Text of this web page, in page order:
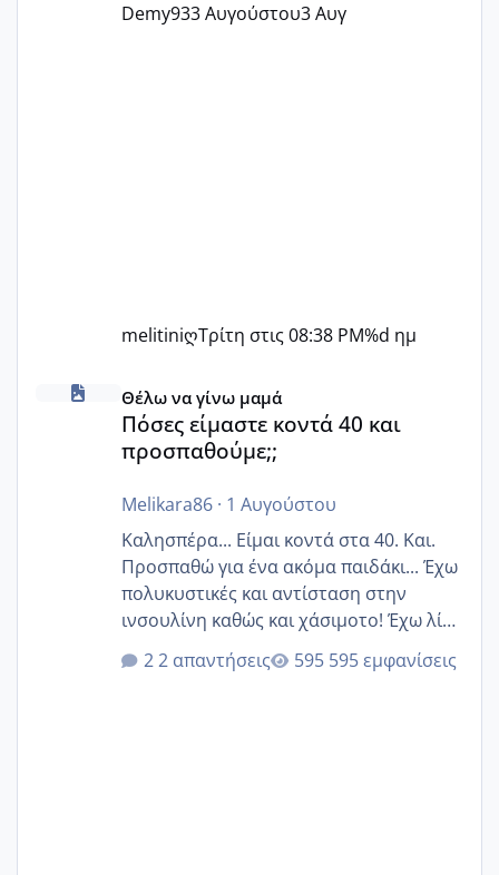
Demy933 Αυγούστου3 Αυγ
melitiniღΤρίτη στις 08:38 PM%d ημ
Πόσες είμαστε κοντά 40 και προσπαθούμε;;
Θέλω να γίνω μαμά
Πόσες είμαστε κοντά 40 και
προσπαθούμε;;
Melikara86· 1 Αυγούστου
Καλησπέρα... Είμαι κοντά στα 40. Και.
Προσπαθώ για ένα ακόμα παιδάκι... Έχω
πολυκυστικές και αντίσταση στην
ινσουλίνη καθώς και χάσιμοτο! Έχω λίγα
κιλά παραπάνω και όσο κ αν προσπαθώ
δεν χάνω εύκολα! Προσπαθώ για ακόμη
2 απαντήσεις 595 εμφανίσεις